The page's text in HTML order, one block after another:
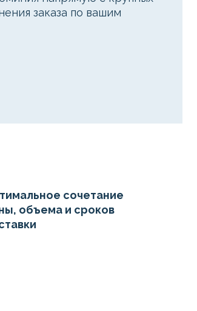
заказа по вашим
сочетание
объема и сроков